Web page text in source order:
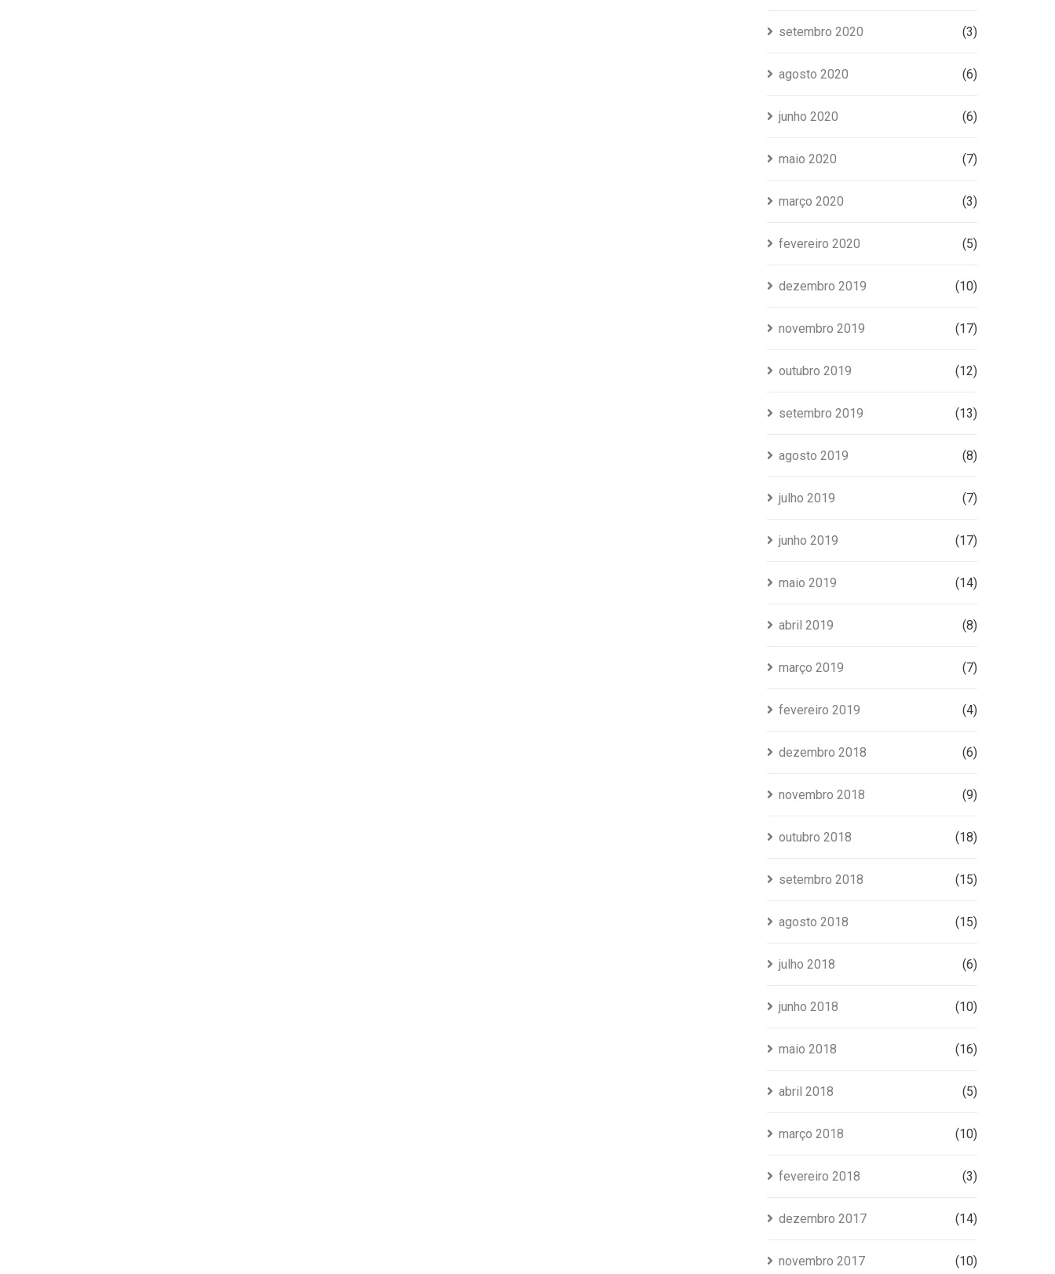
setembro 2020 (3)
agosto 2020 (6)
junho 2020 (6)
maio 2020 (7)
março 2020 (3)
fevereiro 2020 (5)
dezembro 2019 (10)
novembro 2019 (17)
outubro 2019 (12)
setembro 2019 (13)
agosto 2019 (8)
julho 2019 (7)
junho 2019 (17)
maio 2019 (14)
abril 2019 (8)
março 2019 (7)
fevereiro 2019 (4)
dezembro 2018 (6)
novembro 2018 (9)
outubro 2018 (18)
setembro 2018 (15)
agosto 2018 (15)
julho 2018 (6)
junho 2018 (10)
maio 2018 (16)
abril 2018 (5)
março 2018 (10)
fevereiro 2018 (3)
dezembro 2017 (14)
novembro 2017 (10)